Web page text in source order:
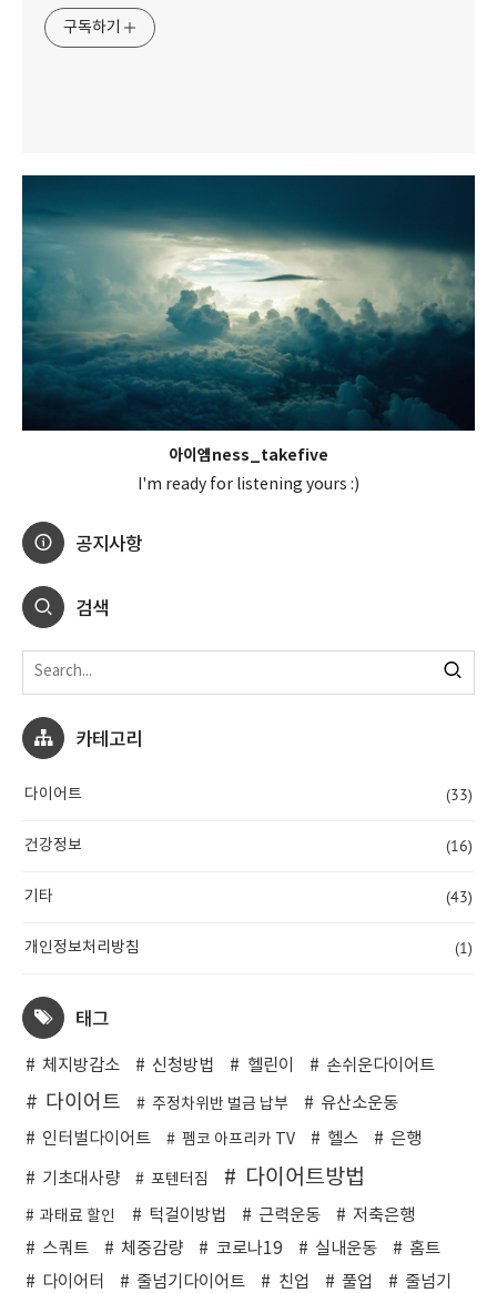
구독하기
아이엠ness_takefive
I'm ready for listening yours :)
공지사항
검색
카테고리
다이어트 (33)
건강정보 (16)
기타 (43)
개인정보처리방침 (1)
태그
체지방감소 신청방법 헬린이 손쉬운다이어트
다이어트 주정차위반 벌금 납부
유산소운동
인터벌다이어트
펨코 아프리카 TV 헬스 은행
기초대사량 포텐터짐 다이어트방법
과태료 할인 턱걸이방법 근력운동
저축은행
스쿼트
체중감량 코로나19 실내운동
홈트
다이어터
줄넘기다이어트 친업 풀업 줄넘기